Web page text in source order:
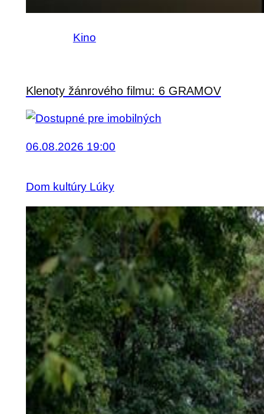
Kino
Klenoty žánrového filmu: 6 GRAMOV
06.08.2026 19:00
Dom kultúry Lúky